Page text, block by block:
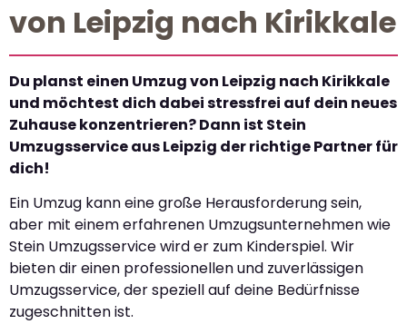
von Leipzig nach Kirikkale
Du planst einen Umzug von Leipzig nach Kirikkale
und möchtest dich dabei stressfrei auf dein neues
Zuhause konzentrieren? Dann ist Stein
Umzugsservice aus Leipzig der richtige Partner für
dich!
Ein Umzug kann eine große Herausforderung sein,
aber mit einem erfahrenen Umzugsunternehmen wie
Stein Umzugsservice wird er zum Kinderspiel. Wir
bieten dir einen professionellen und zuverlässigen
Umzugsservice, der speziell auf deine Bedürfnisse
zugeschnitten ist.